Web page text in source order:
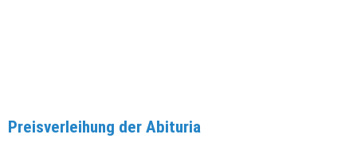
Preisverleihung der Abituria